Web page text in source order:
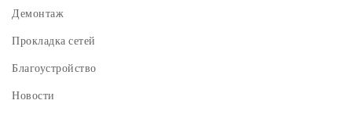
Демонтаж
Прокладка сетей
Благоустройство
Новости